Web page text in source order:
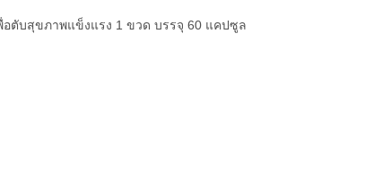
ตับสุขภาพแข็งแรง 1 ขวด บรรจุ 60 แคปซูล